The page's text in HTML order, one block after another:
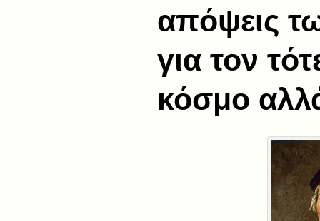
απόψεις
για τον
κόσμο